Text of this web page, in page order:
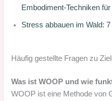
Embodiment-Techniken
Stress abbauen im Wald:
Häufig gestellte Fragen zu
Was ist WOOP und wie
WOOP ist eine Methode von